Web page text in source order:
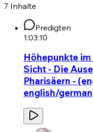
7 Inhalte
Predigten
1:03:10
Höhepunkte
Sicht - Die
Pharisäern -
english/